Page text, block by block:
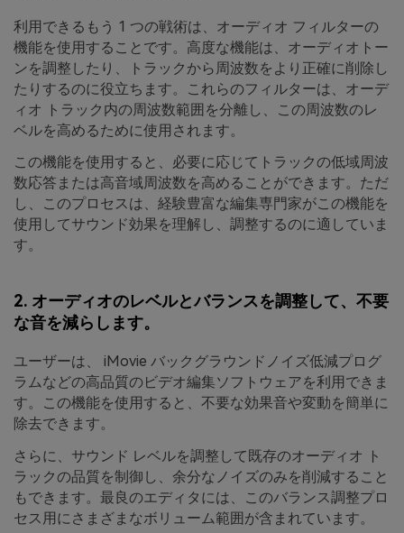
利用できるもう 1 つの戦術は、オーディオ フィルターの
機能を使用することです。高度な機能は、オーディオトー
ンを調整したり、トラックから周波数をより正確に削除し
たりするのに役立ちます。これらのフィルターは、オーデ
ィオ トラック内の周波数範囲を分離し、この周波数のレ
ベルを高めるために使用されます。
この機能を使用すると、必要に応じてトラックの低域周波
数応答または高音域周波数を高めることができます。ただ
し、このプロセスは、経験豊富な編集専門家がこの機能を
使用してサウンド効果を理解し、調整するのに適していま
す。
2. オーディオのレベルとバランスを調整して、不要
な音を減らします。
ユーザーは、 iMovie バックグラウンドノイズ低減プログ
ラムなどの高品質のビデオ編集ソフトウェアを利用できま
す。この機能を使用すると、不要な効果音や変動を簡単に
除去できます。
さらに、サウンド レベルを調整して既存のオーディオ ト
ラックの品質を制御し、余分なノイズのみを削減すること
もできます。最良のエディタには、このバランス調整プロ
セス用にさまざまなボリューム範囲が含まれています。